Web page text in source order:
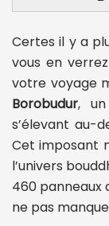
Certes il y a
vous en
votre voyage
Borobudur,
s’élevant au-
Cet imposant
l’univers
460 panneaux
ne pas